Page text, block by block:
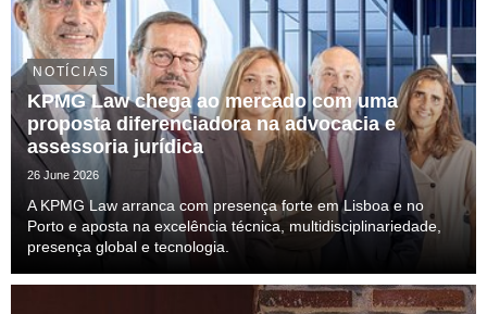
NOTÍCIAS
KPMG Law chega ao mercado com uma
proposta diferenciadora na advocacia e
assessoria jurídica
26 June 2026
A KPMG Law arranca com presença forte em Lisboa e no
Porto e aposta na excelência técnica, multidisciplinariedade,
presença global e tecnologia.